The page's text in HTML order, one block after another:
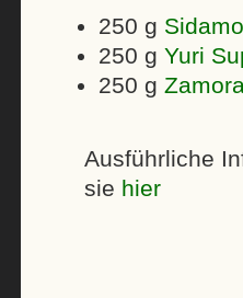
250 g
250 gYuri
250 g
Ausführliche
sie hier